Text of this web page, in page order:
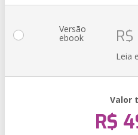
Versão
ebook
Leia
Valor
R$